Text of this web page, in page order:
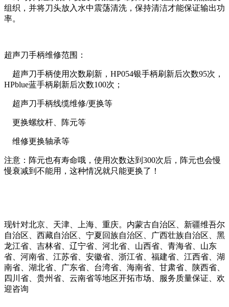
组织，并将刀头放入水中震荡清洗，保持清洁才能保证输出功
率。
超声刀手柄维修范围：
超声刀手柄使用次数刷新，HP054银手柄刷新后次数95次，
HPblue蓝手柄刷新后次数100次；
超声刀手柄线缆维修/更换等
更换螺纹杆、阵元等
维修更换轴承等
注意：阵元也有寿命哦，使用次数达到300次后，阵元也会慢
慢衰减到不能用，这种情况就只能更换了！
现针对北京、天津、上海、重庆。内蒙古自治区、新疆维吾尔
自治区、西藏自治区、宁夏回族自治区、广西壮族自治区、黑
龙江省、吉林省、辽宁省、河北省、山西省、青海省、山东
省、河南省、江苏省、安徽省、浙江省、福建省、江西省、湖
南省、湖北省、广东省、台湾省、海南省、甘肃省、陕西省、
四川省、贵州省、云南省等地区开拓市场、服务质量保证、欢
迎咨询